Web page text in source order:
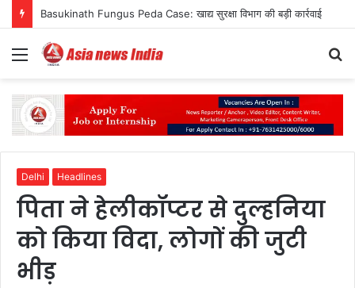
Basukinath Fungus Peda Case: खाद्य सुरक्षा विभाग की बड़ी कार्रवाई
Menu
Delhi Headlines
पिता ने हेलीकॉप्टर से दुल्हनिया
को किया विदा, लोगों की जुटी
भीड़